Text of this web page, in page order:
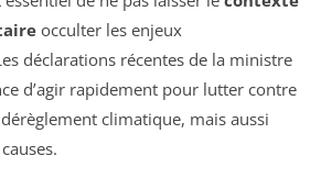
occulter les enjeux
déclarations récentes de la ministre
d’agir rapidement pour lutter contre
climatique, mais aussi